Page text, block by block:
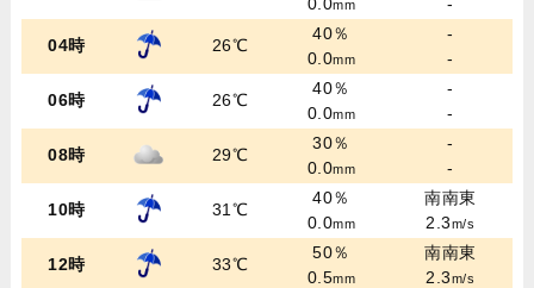
0.0mm
-
04時 26℃
40％
0.0mm
-
-
06時 26℃
40％
0.0mm
-
-
08時 29℃
30％
0.0mm
-
-
10時 31℃
40％
0.0mm
南南東
2.3m/s
12時 33℃
50％
0.5mm
南南東
2.3m/s